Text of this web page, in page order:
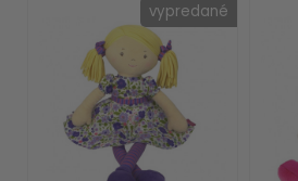
vypredané